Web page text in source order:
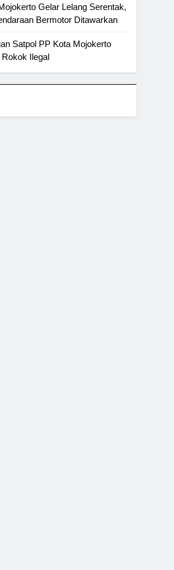
Gelar Lelang Serentak,
Bermotor Ditawarkan
Satpol PP Kota Mojokerto
Ilegal